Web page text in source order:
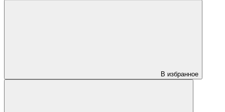
В избранное